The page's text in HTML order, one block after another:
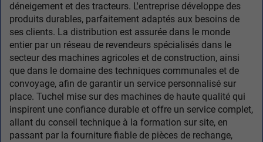
déneigement et des tracteurs. L'entreprise développe des
produits durables, parfaitement adaptés aux besoins de
ses clients. La distribution est assurée dans le monde
entier par un réseau de revendeurs spécialisés dans le
secteur des machines agricoles et de construction, ainsi
que dans le domaine des techniques communales et de
convoyage, afin de garantir un service personnalisé sur
place. Tuchel mise sur des machines de haute qualité qui
inspirent une confiance durable et offre un service complet,
allant du conseil technique à la formation sur site, en
passant par la fourniture fiable de pièces de rechange,